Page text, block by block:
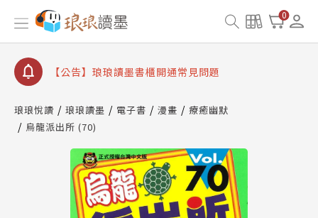
0
【公告】琅琅讀墨數位閱讀資產合併與書櫃開通申請
【公告】琅琅讀墨 3 分鐘完成書櫃開通與資產合併申
查詢
【公告】琅琅讀墨數位閱讀資產合併與書櫃開通申請
琅琅悅讀 琅琅讀墨 電子書 漫畫
療癒幽默
烏龍派出所 (70)